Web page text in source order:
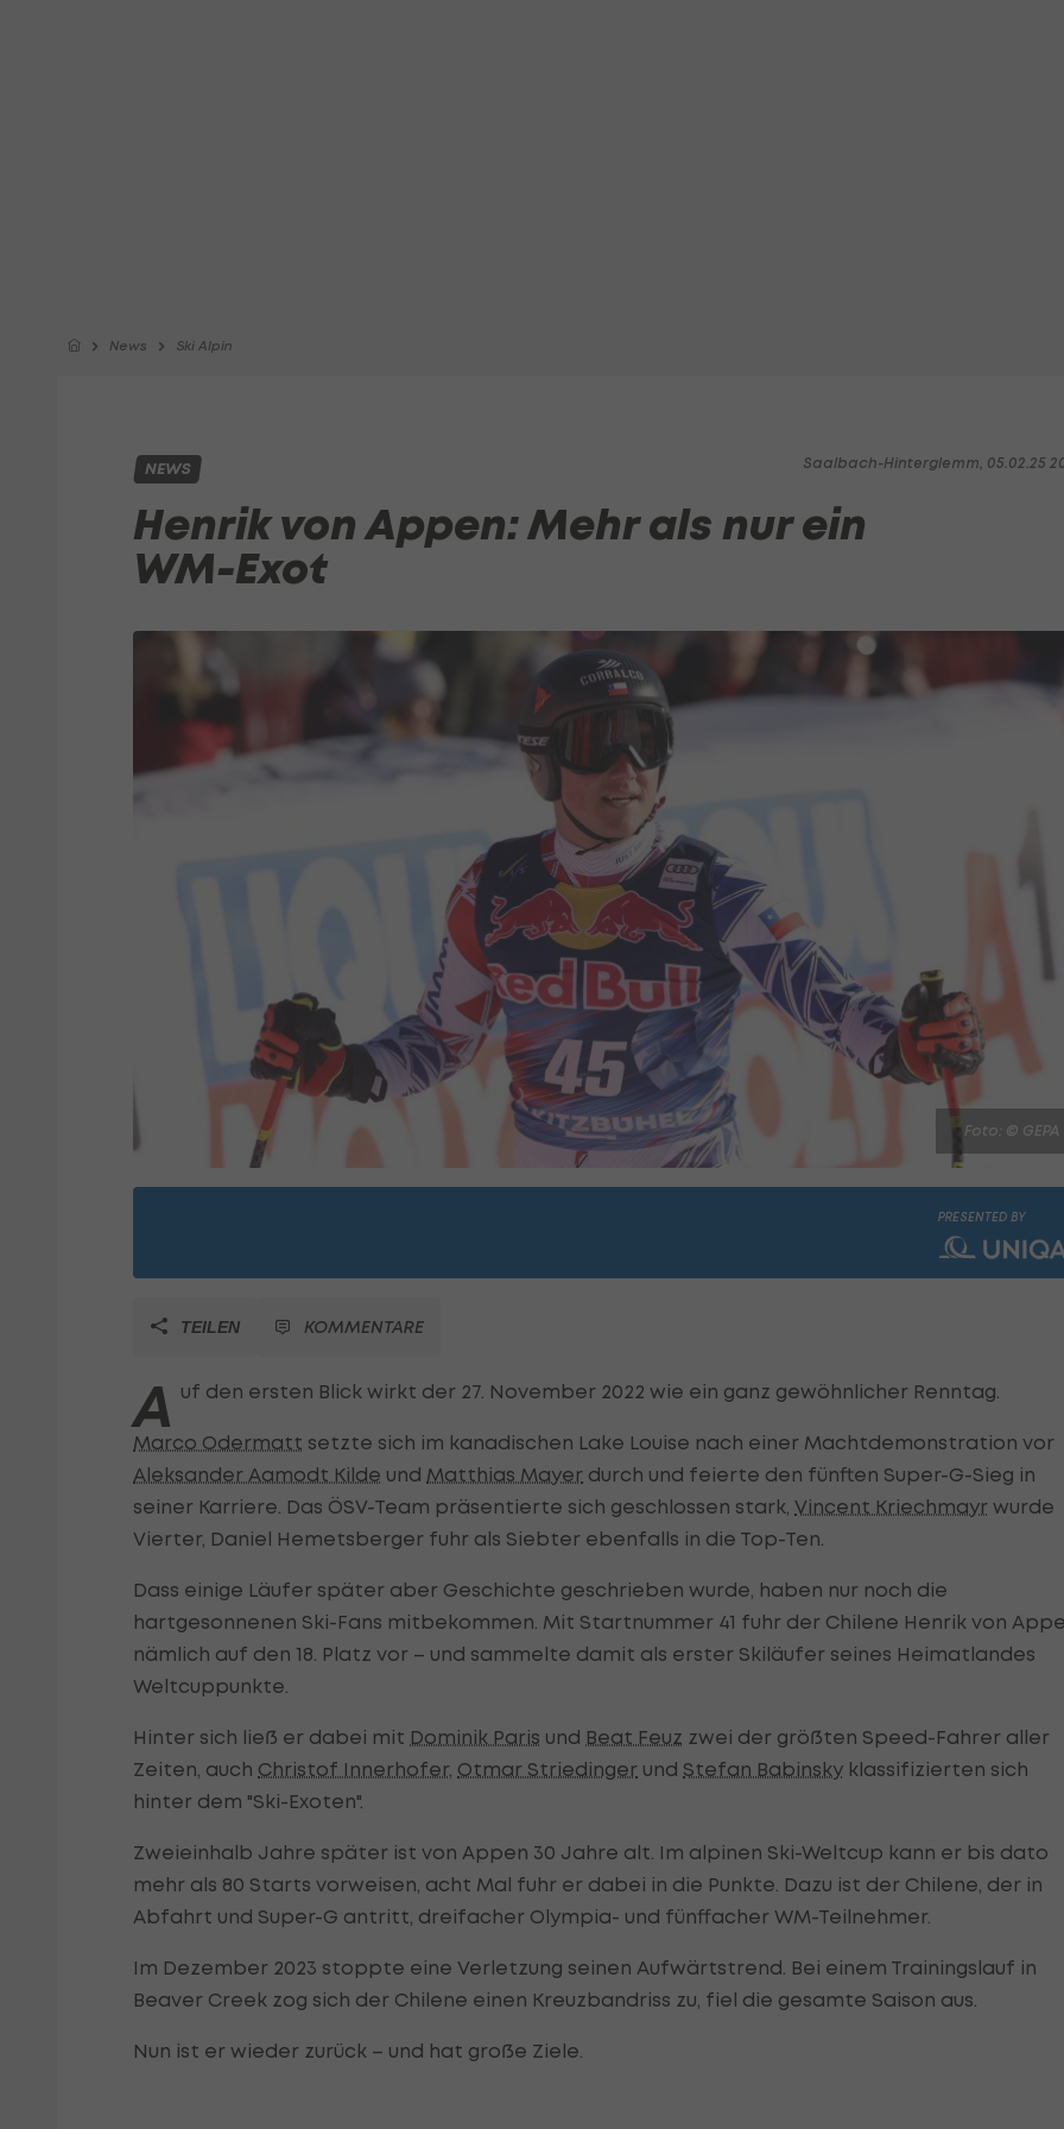
News Ski Alpin
Saalbach-Hinterglemm, 05.02.25
NEWS
Henrik von Appen: Mehr als nur ein
WM-Exot
Foto: © GEPA
PRESENTED BY
TEILEN KOMMENTARE
A uf den ersten Blick wirkt der 27. November 2022 wie ein ganz gewöhnlicher Renntag.
Marco Odermatt setzte sich im kanadischen Lake Louise nach einer Machtdemonstration vor
Aleksander Aamodt Kilde und Matthias Mayer durch und feierte den fünften Super-G-Sieg in
seiner Karriere. Das ÖSV-Team präsentierte sich geschlossen stark, Vincent Kriechmayr wurde
Vierter, Daniel Hemetsberger fuhr als Siebter ebenfalls in die Top-Ten.
Dass einige Läufer später aber Geschichte geschrieben wurde, haben nur noch die
hartgesonnenen Ski-Fans mitbekommen. Mit Startnummer 41 fuhr der Chilene Henrik von
nämlich auf den 18. Platz vor – und sammelte damit als erster Skiläufer seines Heimatlandes
Weltcuppunkte.
Hinter sich ließ er dabei mit Dominik Paris und Beat Feuz zwei der größten Speed-Fahrer aller
Zeiten, auch Christof Innerhofer, Otmar Striedinger und Stefan Babinsky klassifizierten sich
hinter dem "Ski-Exoten".
Zweieinhalb Jahre später ist von Appen 30 Jahre alt. Im alpinen Ski-Weltcup kann er bis dato
mehr als 80 Starts vorweisen, acht Mal fuhr er dabei in die Punkte. Dazu ist der Chilene, der in
Abfahrt und Super-G antritt, dreifacher Olympia- und fünffacher WM-Teilnehmer.
Im Dezember 2023 stoppte eine Verletzung seinen Aufwärtstrend. Bei einem Trainingslauf in
Beaver Creek zog sich der Chilene einen Kreuzbandriss zu, fiel die gesamte Saison aus.
Nun ist er wieder zurück – und hat große Ziele.